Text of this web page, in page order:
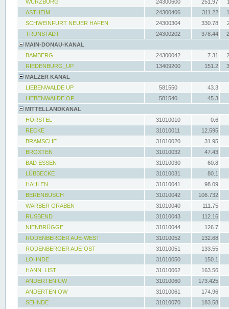
WÜRZBURG 24300600 251.97
ASTHEIM
24300406 311.22
SCHWEINFURT NEUER HAFEN
24300304 330.78
TRUNSTADT
24300202 378.44
MAIN-DONAU-KANAL
BAMBERG
24300042 7.31
RIEDENBURG_UP
13409200 151.2
MALZER KANAL
LIEBENWALDE UP
581550
43.3
LIEBENWALDE OP
581540
45.3
MITTELLANDKANAL
HÖRSTEL
31010010
0.6
RECKE
31010011
12.595
BRAMSCHE
31010020
31.95
BROXTEN
31010032
47.43
BAD ESSEN
31010030
60.8
LÜBBECKE
31010031
80.1
HAHLEN
31010041
98.09
BERENBUSCH
31010042
106.732
WARBER GRABEN
31010040
111.75
RUSBEND
31010043
112.16
NIENBRÜGGE
31010044
126.7
RODENBERGER AUE-WEST
31010052
132.68
RODENBERGER AUE-OST
31010051
133.55
LOHNDE
31010050
150.1
HANN. LIST
31010062
163.56
ANDERTEN UW
31010060
173.425
ANDERTEN OW
31010061
174.96
SEHNDE
31010070
183.58